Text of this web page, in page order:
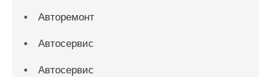
Авторемонт
Автосервис
Автосервис